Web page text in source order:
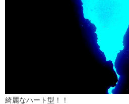
綺麗なハート型！！